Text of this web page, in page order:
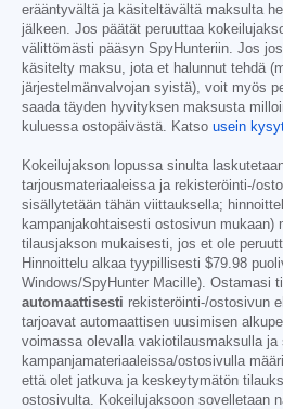
erääntyvältä ja käsiteltävältä maksulta
jälkeen. Jos päätät peruuttaa
välittömästi pääsyn SpyHunteriin. Jos
käsitelty maksu, jota et halunnut tehdä
järjestelmänvalvojan syistä), voit myös
saada täyden hyvityksen maksusta
kuluessa ostopäivästä. Katso usein
Kokeilujakson lopussa sinulta
tarjousmateriaaleissa ja rekisteröinti-/
sisällytetään tähän viittauksella;
kampanjakohtaisesti ostosivun mukaan)
tilausjakson mukaisesti, jos et ole
Hinnoittelu alkaa tyypillisesti $79.98
Windows/SpyHunter Macille). Ostamasi
automaattisesti rekisteröinti-/ostosivun
tarjoavat automaattisen uusimisen
voimassa olevalla vakiotilausmaksulla
kampanjamateriaaleissa/ostosivulla
että olet jatkuva ja keskeytymätön
ostosivulta. Kokeilujaksoon sovelletaan